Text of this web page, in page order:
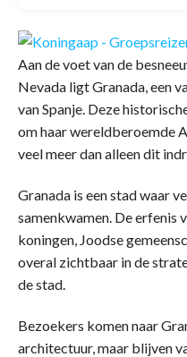
Aan de voet van de
Nevada ligt Granada, een
van Spanje. Deze
om haar wereldberoemde
veel meer dan alleen dit
Granada is een stad waar
samenkwamen. De erfenis
koningen, Joodse
overal zichtbaar in de
de stad.
Bezoekers komen naar
architectuur, maar blijven